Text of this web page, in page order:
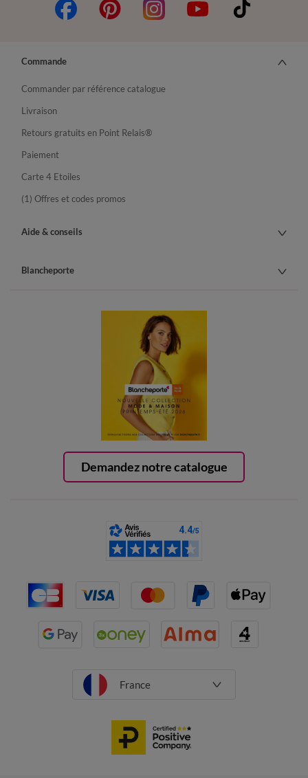
Demandez notre catalogue
Commande
Commander par référence catalogue
Livraison
Retours gratuits en Point Relais®
Paiement
Carte 4 Etoiles
(1) Offres et codes promos
Aide & conseils
Blancheporte
France